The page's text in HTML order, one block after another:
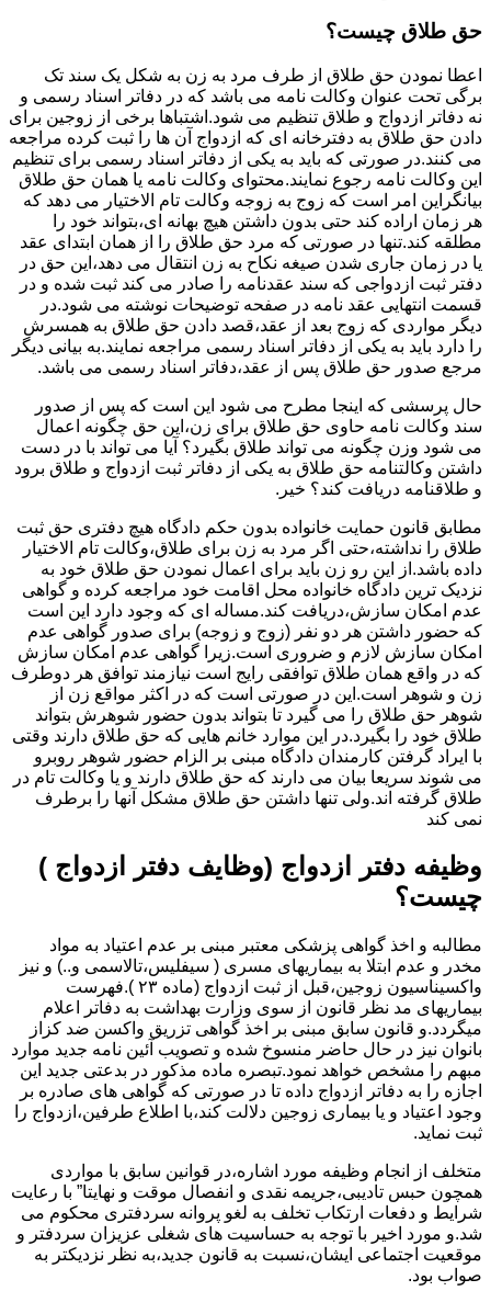
حق طلاق چیست؟
اعطا نمودن حق طلاق از طرف مرد به زن به شکل یک سند تک
برگی تحت عنوان وکالت نامه می باشد که در دفاتر اسناد رسمی و
نه دفاتر ازدواج و طلاق تنظیم می شود.اشتباها برخی از زوجین برای
دادن حق طلاق به دفترخانه ای که ازدواج آن ها را ثبت کرده مراجعه
می کنند.در صورتی که باید به یکی از دفاتر اسناد رسمی برای تنظیم
این وکالت نامه رجوع نمایند.محتوای وکالت نامه یا همان حق طلاق
بیانگراین امر است که زوج به زوجه وکالت تام الاختیار می دهد که
هر زمان اراده کند حتی بدون داشتن هیچ بهانه ای،بتواند خود را
مطلقه کند.تنها در صورتی که مرد حق طلاق را از همان ابتدای عقد
یا در زمان جاری شدن صیغه نکاح به زن انتقال می دهد،این حق در
دفتر ثبت ازدواجی که سند عقدنامه را صادر می کند ثبت شده و در
قسمت انتهایی عقد نامه در صفحه توضیحات نوشته می شود.در
دیگر مواردی که زوج بعد از عقد،قصد دادن حق طلاق به همسرش
را دارد باید به یکی از دفاتر اسناد رسمی مراجعه نمایند.به بیانی دیگر
مرجع صدور حق طلاق پس از عقد،دفاتر اسناد رسمی می باشد.
حال پرسشی که اینجا مطرح می شود این است که پس از صدور
سند وکالت نامه حاوی حق طلاق برای زن،این حق چگونه اعمال
می شود وزن چگونه می تواند طلاق بگیرد؟ آیا می تواند با در دست
داشتن وکالتنامه حق طلاق به یکی از دفاتر ثبت ازدواج و طلاق برود
و طلاقنامه دریافت کند؟ خیر.
مطابق قانون حمایت خانواده بدون حکم دادگاه هیچ دفتری حق ثبت
طلاق را نداشته،حتی اگر مرد به زن برای طلاق،وکالت تام الاختیار
داده باشد.از این رو زن باید برای اعمال نمودن حق طلاق خود به
نزدیک ترین دادگاه خانواده محل اقامت خود مراجعه کرده و گواهی
عدم امکان سازش،دریافت کند.مساله ای که وجود دارد این است
که حضور داشتن هر دو نفر (زوج و زوجه) برای صدور گواهی عدم
امکان سازش لازم و ضروری است.زیرا گواهی عدم امکان سازش
که در واقع همان طلاق توافقی رایج است نیازمند توافق هر دوطرف
زن و شوهر است.این در صورتی است که در اکثر مواقع زن از
شوهر حق طلاق را می گیرد تا بتواند بدون حضور شوهرش بتواند
طلاق خود را بگیرد.در این موارد خانم هایی که حق طلاق دارند وقتی
با ایراد گرفتن کارمندان دادگاه مبنی بر الزام حضور شوهر روبرو
می شوند سریعا بیان می دارند که حق طلاق دارند و یا وکالت تام در
طلاق گرفته اند.ولی تنها داشتن حق طلاق مشکل آنها را برطرف
نمی کند
وظیفه دفتر ازدواج (وظایف دفتر ازدواج )
چیست؟
مطالبه و اخذ گواهی پزشکی معتبر مبنی بر عدم اعتیاد به مواد
مخدر و عدم ابتلا به بیماریهای مسری ( سیفلیس،تالاسمی و..) و نیز
واکسیناسیون زوجین،قبل از ثبت ازدواج (ماده ۲۳ ).فهرست
بیماریهای مد نظر قانون از سوی وزارت بهداشت به دفاتر اعلام
میگردد.و قانون سابق مبنی بر اخذ گواهی تزریق واکسن ضد کزاز
بانوان نیز در حال حاضر منسوخ شده و تصویب آئین نامه جدید موارد
مبهم را مشخص خواهد نمود.تبصره ماده مذکور در بدعتی جدید این
اجازه را به دفاتر ازدواج داده تا در صورتی که گواهی های صادره بر
وجود اعتیاد و یا بیماری زوجین دلالت کند،با اطلاع طرفین،ازدواج را
ثبت نماید.
متخلف از انجام وظیفه مورد اشاره،در قوانین سابق با مواردی
همچون حبس تادیبی،جریمه نقدی و انفصال موقت و نهایتا” با رعایت
شرایط و دفعات ارتکاب تخلف به لغو پروانه سردفتری محکوم می
شد.و مورد اخیر با توجه به حساسیت های شغلی عزیزان سردفتر و
موقعیت اجتماعی ایشان،نسبت به قانون جدید،به نظر نزدیکتر به
صواب بود.